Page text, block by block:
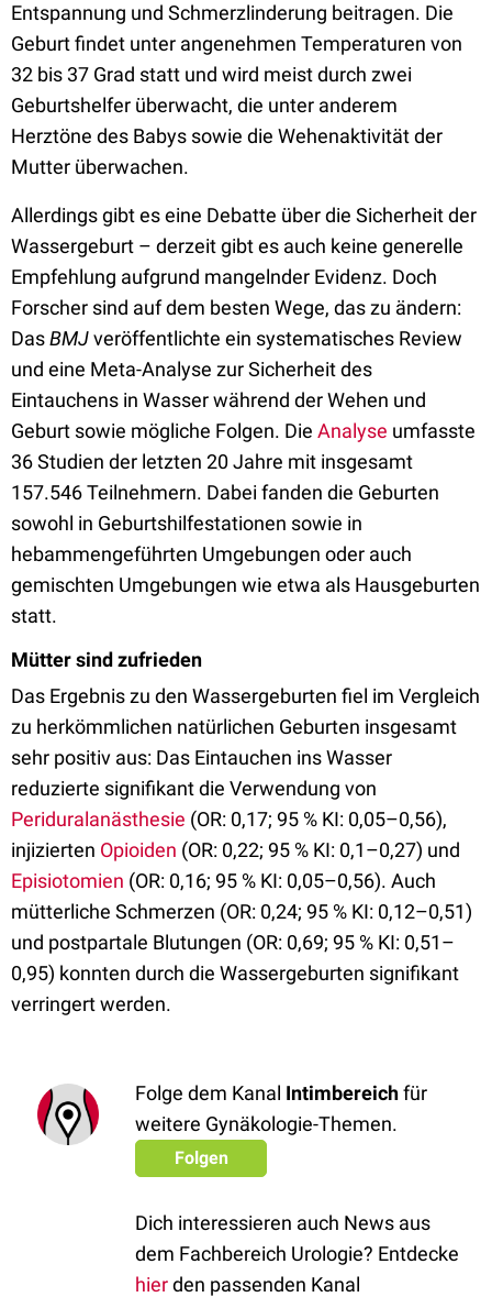
Entspannung und Schmerzlinderung beitragen. Die
Geburt findet unter angenehmen Temperaturen von
32 bis 37 Grad statt und wird meist durch zwei
Geburtshelfer überwacht, die unter anderem
Herztöne des Babys sowie die Wehenaktivität der
Mutter überwachen.
Allerdings gibt es eine Debatte über die Sicherheit der
Wassergeburt – derzeit gibt es auch keine generelle
Empfehlung aufgrund mangelnder Evidenz. Doch
Forscher sind auf dem besten Wege, das zu ändern:
DasBMJveröffentlichte ein systematisches Review
und eine Meta-Analyse zur Sicherheit des
Eintauchens in Wasser während der Wehen und
Geburt sowie mögliche Folgen. Die Analyse umfasste
36 Studien der letzten 20 Jahre mit insgesamt
157.546 Teilnehmern. Dabei fanden die Geburten
sowohl in Geburtshilfestationen sowie in
hebammengeführten Umgebungen oder auch
gemischten Umgebungen wie etwa als Hausgeburten
statt.
Mütter sind zufrieden
Das Ergebnis zu den Wassergeburten fiel im Vergleich
zu herkömmlichen natürlichen Geburten insgesamt
sehr positiv aus: Das Eintauchen ins Wasser
reduzierte signifikant die Verwendung von
Periduralanästhesie (OR: 0,17; 95 % KI: 0,05–0,56),
injizierten Opioiden (OR: 0,22; 95 % KI: 0,1–0,27) und
Episiotomien (OR: 0,16; 95 % KI: 0,05–0,56). Auch
mütterliche Schmerzen (OR: 0,24; 95 % KI: 0,12–0,51)
und postpartale Blutungen (OR: 0,69; 95 % KI: 0,51–
0,95) konnten durch die Wassergeburten signifikant
verringert werden.
Folge dem Kanal Intimbereichfür
weitere Gynäkologie-Themen.
Folgen
Dich interessieren auch News aus
dem Fachbereich Urologie? Entdecke
hierden passenden Kanal